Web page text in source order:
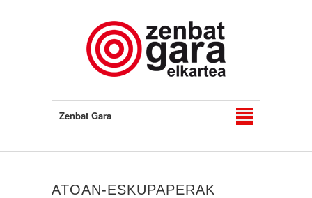
Zenbat Gara
ATOAN-ESKUPAPERAK